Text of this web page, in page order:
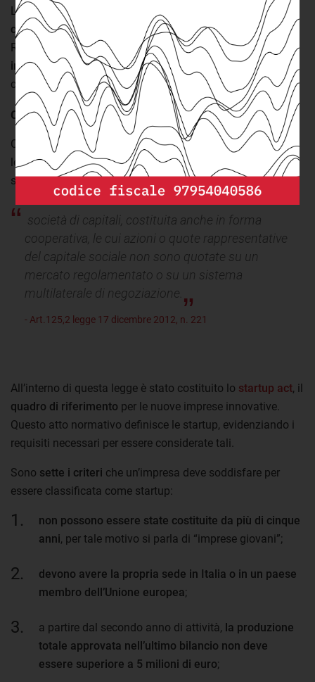
Le startup innovative
alto
contenuto tecnologico
e conforti potenzialità di crescita.
Rappresentano uno dei punti chiave dell’attualepolitica
industriale italianae uno degli strumenti innovativi per la
crescita del paese.
Come funzionano le startup
Con il decreto legge 18 ottobre 2012, n. 179 (convertito in
legge 17 dicembre 2012, n. 221) il governo definisce le
startup:
società di capitali, costituita anche in forma
cooperativa, le cui azioni o quote rappresentative
del capitale sociale non sono quotate su un
mercato regolamentato o su un sistema
multilaterale di negoziazione.
- Art.125,2 legge 17 dicembre 2012, n. 221
All’interno di questa legge è stato costituito lo startup act, il
quadro di riferimento per le nuove imprese innovative.
Questo atto normativo definisce le startup, evidenziando i
requisiti necessari per essere considerate tali.
Sono sette i criteri che un’impresa deve soddisfare per
essere classificata come startup:
non possono essere state costituite da più di cinque
anni, per tale motivo si parla di “imprese giovani”;
devono avere la propria sede in Italia o in un paese
membro dell’Unione europea;
a partire dal secondo anno di attività, la produzione
totale approvata nell’ultimo bilancio non deve
essere superiore a 5 milioni di euro;